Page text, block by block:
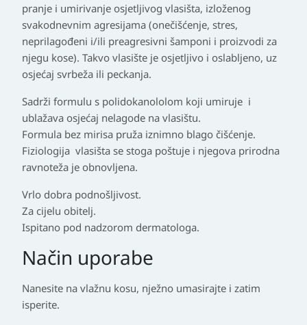
pranje i umirivanje osjetljivog vlasišta, izloženog
svakodnevnim agresijama (onečišćenje, stres,
neprilagođeni i/ili preagresivni šamponi i proizvodi za
njegu kose). Takvo vlasište je osjetljivo i oslabljeno, uz
osjećaj svrbeža ili peckanja.
Sadrži formulu s polidokanololom koji umiruje i
ublažava osjećaj nelagode na vlasištu.
Formula bez mirisa pruža iznimno blago čišćenje.
Fiziologija vlasišta se stoga poštuje i njegova prirodna
ravnoteža je obnovljena.
Vrlo dobra podnošljivost.
Za cijelu obitelj.
Ispitano pod nadzorom dermatologa.
Način uporabe
Nanesite na vlažnu kosu, nježno umasirajte i zatim
isperite.